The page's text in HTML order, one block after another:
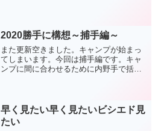
引いていると勝手に思っ...
2020勝手に構想～捕手編～
また更新空きました。キャンプが始まっ
てしまいます。今回は捕手編です。キャ
ンプに間に合わせるために内野手で括り
クを被った加藤。正捕手...
早く見たい早く見たいビシエド見
たい